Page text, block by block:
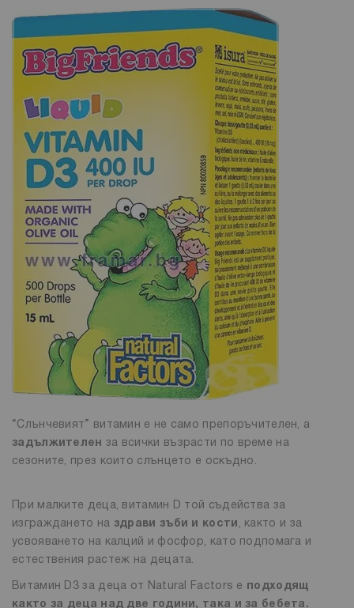
“Слънчевият” витамин е не само препоръчителен, а
задължителен за всички възрасти по време на
сезоните, през които слънцето е оскъдно.
При малките деца, витамин D той съдейства за
изграждането на здрави зъби и кости , както и за
усвояването на калций и фосфор, като подпомага и
естествения растеж на децата.
Витамин D3 за деца от Natural Factors е подходящ
както за деца над две години, така и за бебета.